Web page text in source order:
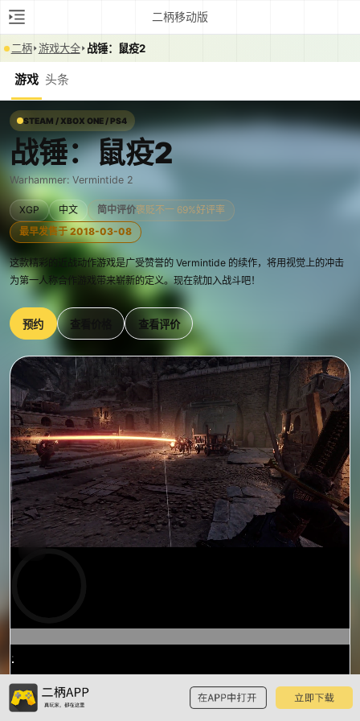
二柄移动版
二柄 游戏大全 战锤：鼠疫2
游戏 头条
STEAM / XBOX ONE / PS4
战锤：鼠疫2
Warhammer: Vermintide 2
XGP 中文 简中评价褒贬不一 69%好评率
最早发售于 2018-03-08
这款精彩的近战动作游戏是广受赞誉的 Vermintide 的续作，将用视觉上的冲击
为第一人称合作游戏带来崭新的定义。现在就加入战斗吧！
预约 查看价格 查看评价
0:15
/
预